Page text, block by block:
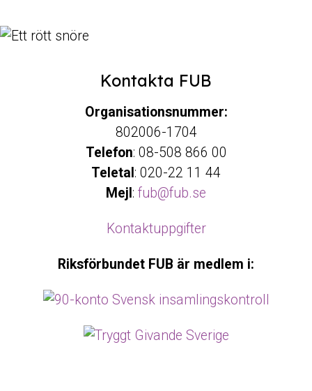
Kontakta FUB
Organisationsnummer:
802006-1704
Telefon: 08-508 866 00
Teletal : 020-22 11 44
Mejl : fub@fub.se
Kontaktuppgifter
Riksförbundet FUB är medlem i: